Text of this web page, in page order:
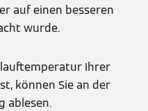
auf einen besseren
wurde.
Ihrer
können Sie an der
ablesen.